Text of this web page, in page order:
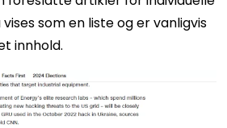
som en liste og er vanligvis
innhold.